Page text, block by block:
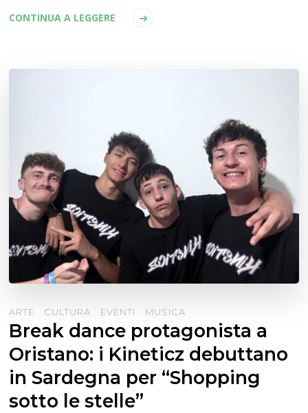
CONTINUA A LEGGERE
ARTE CULTURA EVENTI MUSICA
Break dance protagonista a
Oristano: i Kineticz debuttano
in Sardegna per “Shopping
sotto le stelle”